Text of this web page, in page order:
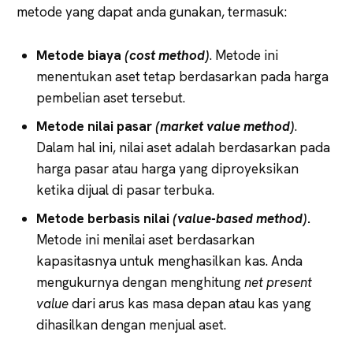
metode yang dapat anda gunakan, termasuk:
Metode biaya (cost method). Metode ini
menentukan aset tetap berdasarkan pada harga
pembelian aset tersebut.
Metode nilai pasar(market value method).
Dalam hal ini, nilai aset adalah berdasarkan pada
harga pasar atau harga yang diproyeksikan
ketika dijual di pasar terbuka.
Metode berbasis nilai(value-based method).
Metode ini menilai aset berdasarkan
kapasitasnya untuk menghasilkan kas. Anda
mengukurnya dengan menghitungnet present
valuedari arus kas masa depan atau kas yang
dihasilkan dengan menjual aset.